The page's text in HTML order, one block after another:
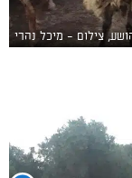
צילום - מיכל נהרי